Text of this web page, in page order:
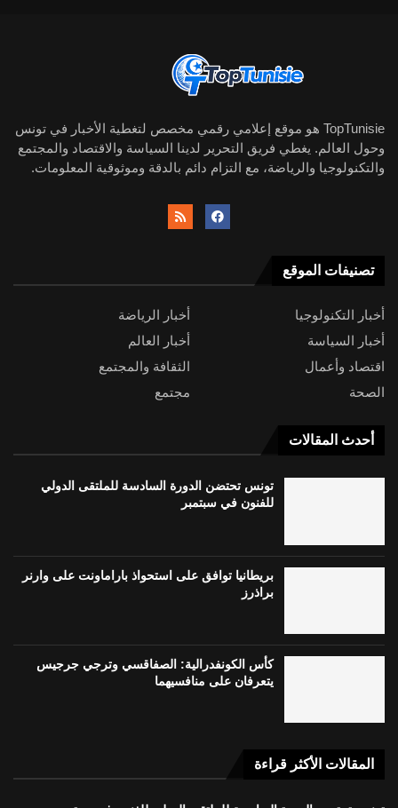
TopTunisie هو موقع إعلامي رقمي مخصص لتغطية الأخبار في تونس
وحول العالم. يغطي فريق التحرير لدينا السياسة والاقتصاد والمجتمع
والتكنولوجيا والرياضة، مع التزام دائم بالدقة وموثوقية المعلومات.
تصنيفات الموقع
أخبار التكنولوجيا
أخبار الرياضة
أخبار السياسة
أخبار العالم
اقتصاد وأعمال
الثقافة والمجتمع
الصحة
مجتمع
أحدث المقالات
تونس تحتضن الدورة السادسة للملتقى الدولي
للفنون في سبتمبر
بريطانيا توافق على استحواذ باراماونت على وارنر
براذرز
كأس الكونفدرالية: الصفاقسي وترجي جرجيس
يتعرفان على منافسيهما
المقالات الأكثر قراءة